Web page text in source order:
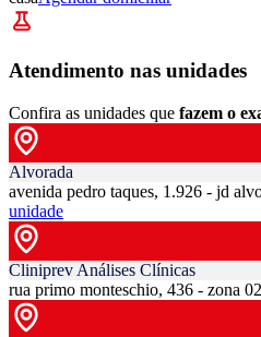
Atendimento nas unidades
Confira as unidades que fazem o
Alvorada
avenida pedro taques, 1.926 - jd
unidade
Cliniprev Análises Clínicas
rua primo monteschio, 436 - zona